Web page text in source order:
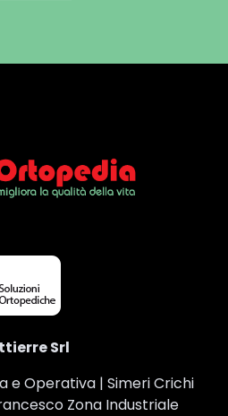
Srl
e Operativa | Simeri Crichi
Zona Industriale